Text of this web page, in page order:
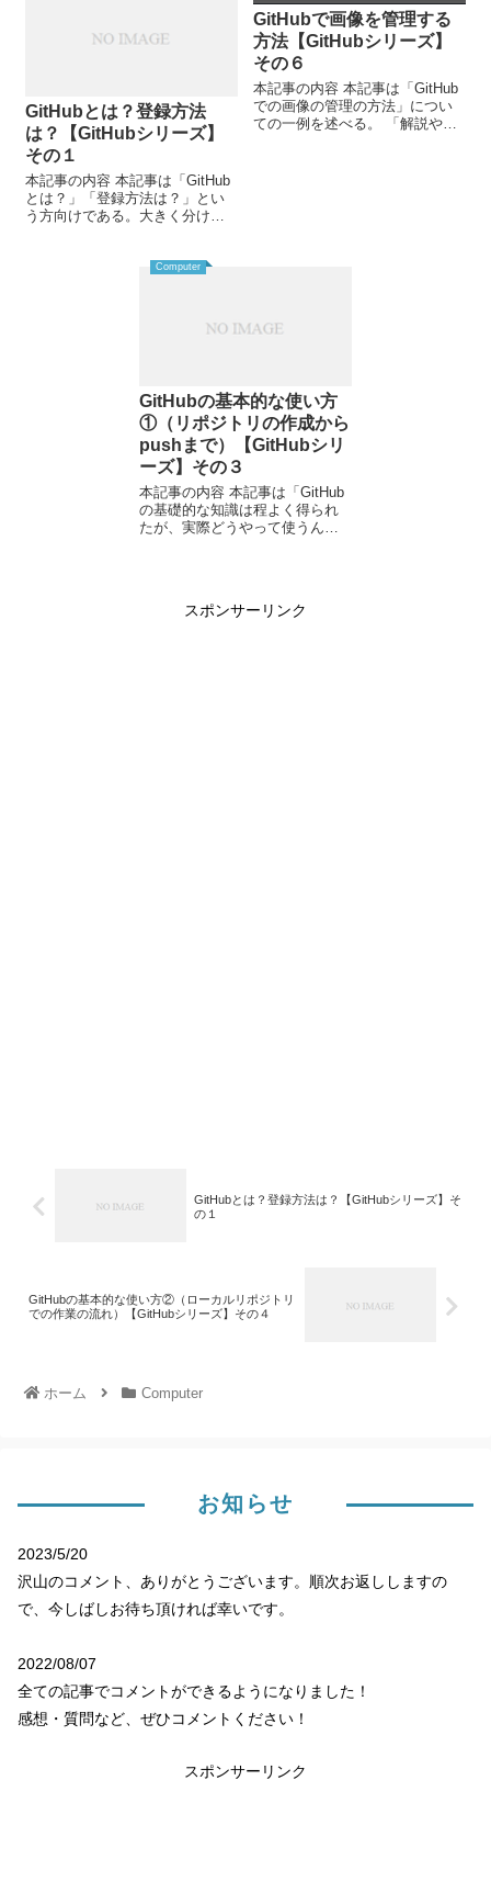
GitHubとは？登録方法
は？【GitHubシリーズ】
その１
本記事の内容 本記事は「GitHub
とは？」「登録方法は？」とい
う方向けである。大きく分けて
チームでソフトウェアを開発す
GitHubで画像を管理する
方法【GitHubシリーズ】
その６
本記事の内容 本記事は「GitHub
での画像の管理の方法」につい
ての一例を述べる。 「解説や説
Computer
GitHubの基本的な使い方
①（リポジトリの作成から
pushまで）【GitHubシリ
ーズ】その３
本記事の内容 本記事は「GitHub
の基礎的な知識は程よく得られ
たが、実際どうやって使うん
てしまえば、自分...
スポンサーリンク
GitHubとは？登録方法は？【GitHubシリーズ】そ
の１
GitHubの基本的な使い方②（ローカルリポジトリ
での作業の流れ）【GitHubシリーズ】その４
ホーム Computer
お知らせ
2023/5/20
沢山のコメント、ありがとうございます。順次お返ししますの
で、今しばしお待ち頂ければ幸いです。
2022/08/07
全ての記事でコメントができるようになりました！
感想・質問など、ぜひコメントください！
スポンサーリンク